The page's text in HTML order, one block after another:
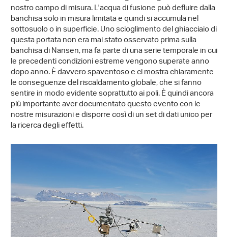
nostro campo di misura. L'acqua di fusione può defluire dalla
banchisa solo in misura limitata e quindi si accumula nel
sottosuolo o in superficie. Uno scioglimento del ghiacciaio di
questa portata non era mai stato osservato prima sulla
banchisa di Nansen, ma fa parte di una serie temporale in cui
le precedenti condizioni estreme vengono superate anno
dopo anno. È davvero spaventoso e ci mostra chiaramente
le conseguenze del riscaldamento globale, che si fanno
sentire in modo evidente soprattutto ai poli. È quindi ancora
più importante aver documentato questo evento con le
nostre misurazioni e disporre così di un set di dati unico per
la ricerca degli effetti.